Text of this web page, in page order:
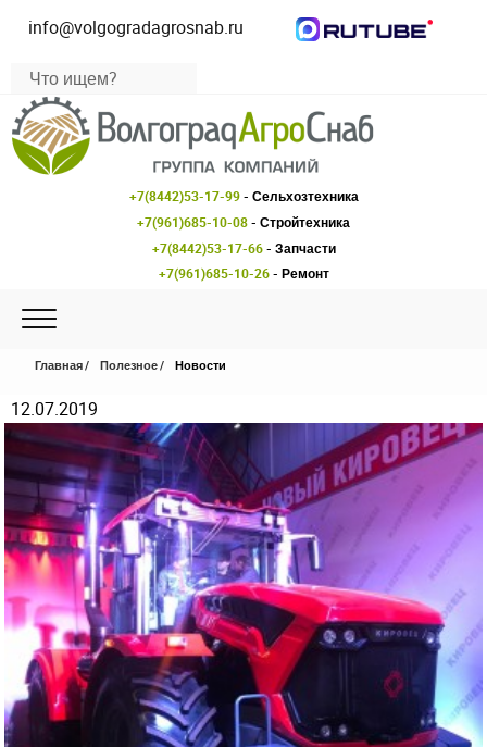
info@volgogradagrosnab.ru
+7(8442)53-17-99- Сельхозтехника
+7(961)685-10-08- Стройтехника
+7(8442)53-17-66- Запчасти
+7(961)685-10-26- Ремонт
Главная Полезное Новости
12.07.2019